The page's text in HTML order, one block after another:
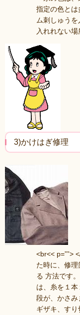
指定の色と
ム刺しゅうを
入れれない
3)かけはぎ修理
<br<< p=””>
た時に、修
る 方法です
は、糸を１
段が、かさみ
ギザキ、す